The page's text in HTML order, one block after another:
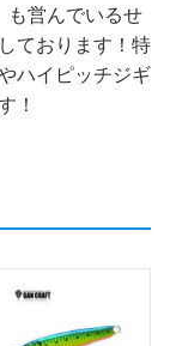
も営んでいるせ
ております！特
ハイピッチジギ
！